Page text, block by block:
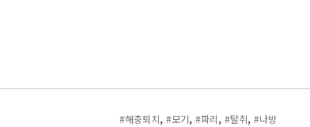
#해충퇴치, #모기, #파리, #탈취, #나방